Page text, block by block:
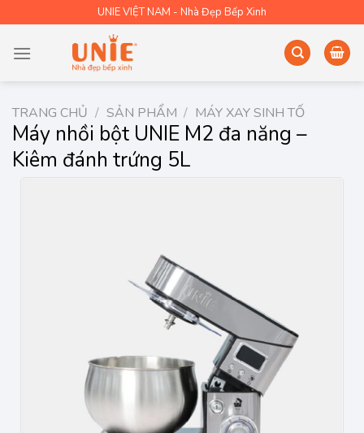
to
content
UNIE VIỆT NAM - Nhà Đẹp Bếp Xinh
TRANG CHỦ / SẢN PHẨM / MÁY XAY SINH TỐ
Máy nhồi bột UNIE M2 đa năng –
Kiêm đánh trứng 5L